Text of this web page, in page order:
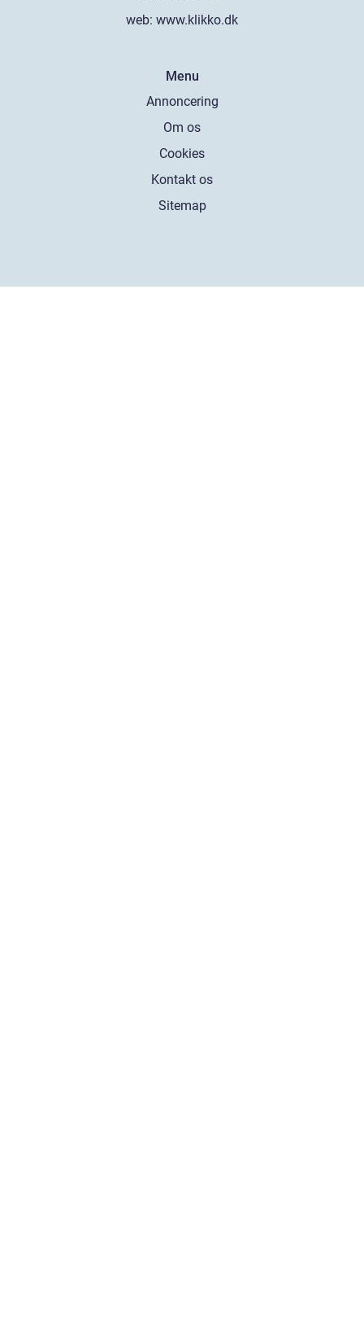
web: www.klikko.dk
Menu
Annoncering
Om os
Cookies
Kontakt os
Sitemap